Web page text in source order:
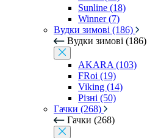
Sunline (18)
Winner (7)
Вудки зимові (186)
Вудки зимові (186)
AKARA (103)
FRoi (19)
Viking (14)
Різні (50)
Гачки (268)
Гачки (268)